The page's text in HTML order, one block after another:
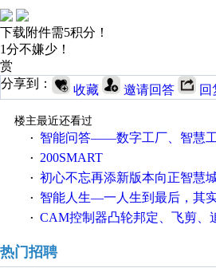
下载附件需5积分！
1分不嫌少！
赏
分享到：
收藏 邀请回答 回
楼主最近还看过
·
智能问答——数字工厂、智慧工厂和智能制造三者的区别是什么
· 200SMART
· 初心不忘再添新版本向正智慧城市云展厅3.0版亮
· 智能人生—一人生到最后，其实拼的都是人
· CAM控制器凸轮邦定、飞剪、追剪等C功能
热门招聘